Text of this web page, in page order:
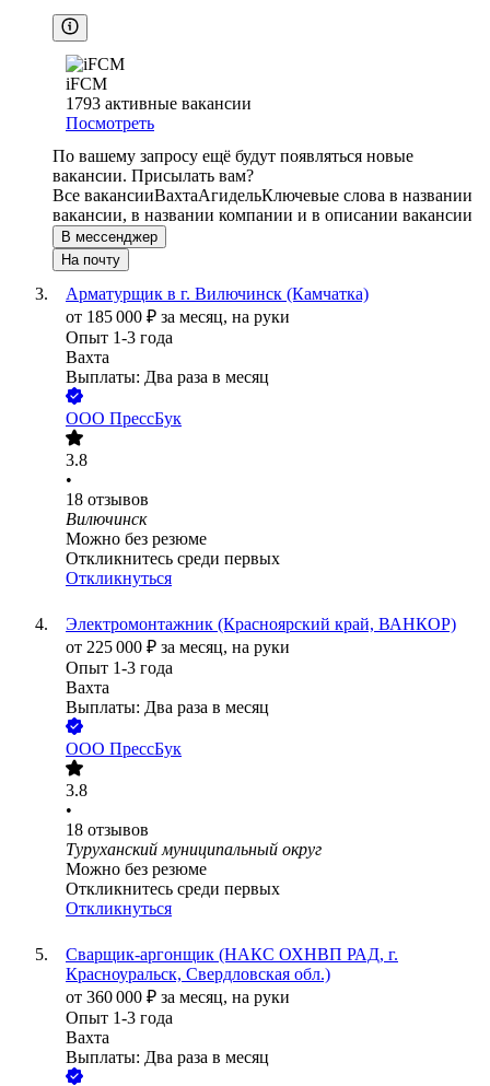
iFCM
1793 активные вакансии
Посмотреть
По вашему запросу ещё будут появляться новые
вакансии. Присылать вам?
Все вакансииВахтаАгидельКлючевые слова в названии
вакансии, в названии компании и в описании вакансии
В мессенджер
На почту
Арматурщик в г. Вилючинск (Камчатка)
от 185 000 ₽ за месяц, на руки
Опыт 1-3 года
Вахта
Выплаты: Два раза в месяц
ООО ПрессБук
3.8
•
18 отзывов
Вилючинск
Можно без резюме
Откликнитесь среди первых
Откликнуться
Электромонтажник (Красноярский край, ВАНКОР)
от 225 000 ₽ за месяц, на руки
Опыт 1-3 года
Вахта
Выплаты: Два раза в месяц
ООО ПрессБук
3.8
•
18 отзывов
Туруханский муниципальный округ
Можно без резюме
Откликнитесь среди первых
Откликнуться
Сварщик-аргонщик (НАКС ОХНВП РАД, г.
Красноуральск, Свердловская обл.)
от 360 000 ₽ за месяц, на руки
Опыт 1-3 года
Вахта
Выплаты: Два раза в месяц